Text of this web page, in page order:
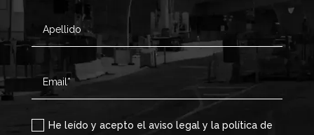
He leído y acepto el aviso legal y la política de